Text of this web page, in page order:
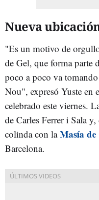
Nueva
"Es un motivo de
de Gel, que forma parte
poco a poco va
Nou", expresó Yuste en
celebrado este viernes.
de Carles Ferrer i Sala
colinda con laMasía
Barcelona.